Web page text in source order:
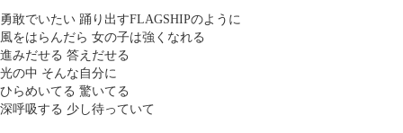
勇敢でいたい 踊り出すFLAGSHIPのように
風をはらんだら 女の子は強くなれる
進みだせる 答えだせる
光の中 そんな自分に
ひらめいてる 驚いてる
深呼吸する 少し待っていて